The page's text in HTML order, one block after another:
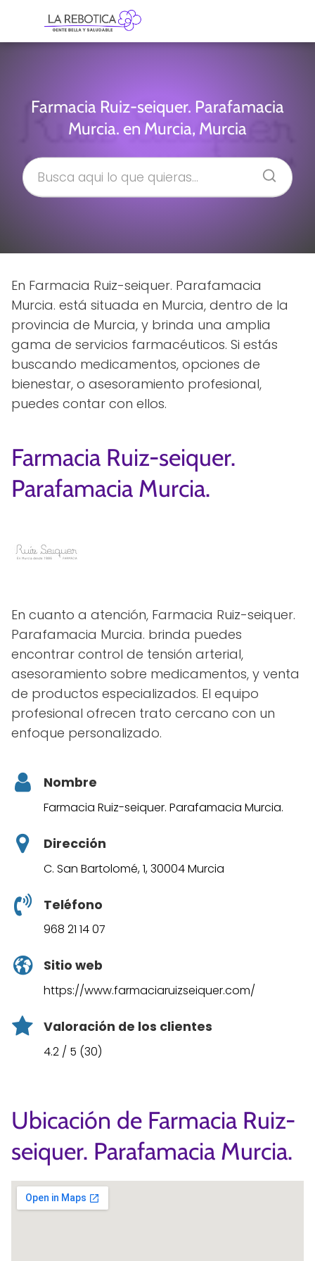
Farmacia Ruiz-seiquer. Parafamacia
Murcia. en Murcia, Murcia
En Farmacia Ruiz-seiquer. Parafamacia
Murcia. está situada en Murcia, dentro de la
provincia de Murcia, y brinda una amplia
gama de servicios farmacéuticos. Si estás
buscando medicamentos, opciones de
bienestar, o asesoramiento profesional,
puedes contar con ellos.
Farmacia Ruiz-seiquer.
Parafamacia Murcia.
En cuanto a atención, Farmacia Ruiz-seiquer.
Parafamacia Murcia. brinda puedes
encontrar control de tensión arterial,
asesoramiento sobre medicamentos, y venta
de productos especializados. El equipo
profesional ofrecen trato cercano con un
enfoque personalizado.
Nombre
Farmacia Ruiz-seiquer. Parafamacia Murcia.
Dirección
C. San Bartolomé, 1, 30004 Murcia
Teléfono
968 21 14 07
Sitio web
https://www.farmaciaruizseiquer.com/
Valoración de los clientes
4.2 / 5 (30)
Ubicación de Farmacia Ruiz-
seiquer. Parafamacia Murcia.